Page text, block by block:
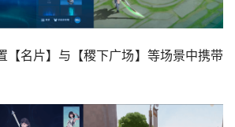
【名片】与【稷下广场】等场景中携带